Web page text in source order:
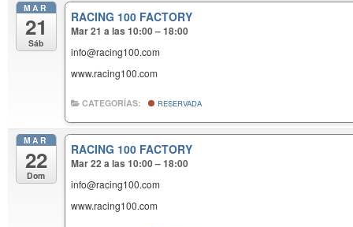
MAR
21
Sáb
RACING 100 FACTORY
Mar 21 a las 10:00 – 18:00
info@racing100.com
www.racing100.com
CATEGORÍAS: RESERVADA
MAR
22
Dom
RACING 100 FACTORY
Mar 22 a las 10:00 – 18:00
info@racing100.com
www.racing100.com